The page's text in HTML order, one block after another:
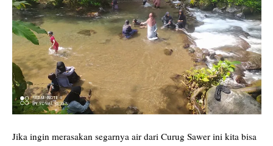
Jika ingin merasakan segarnya air dari Curug Sawer ini kita bisa